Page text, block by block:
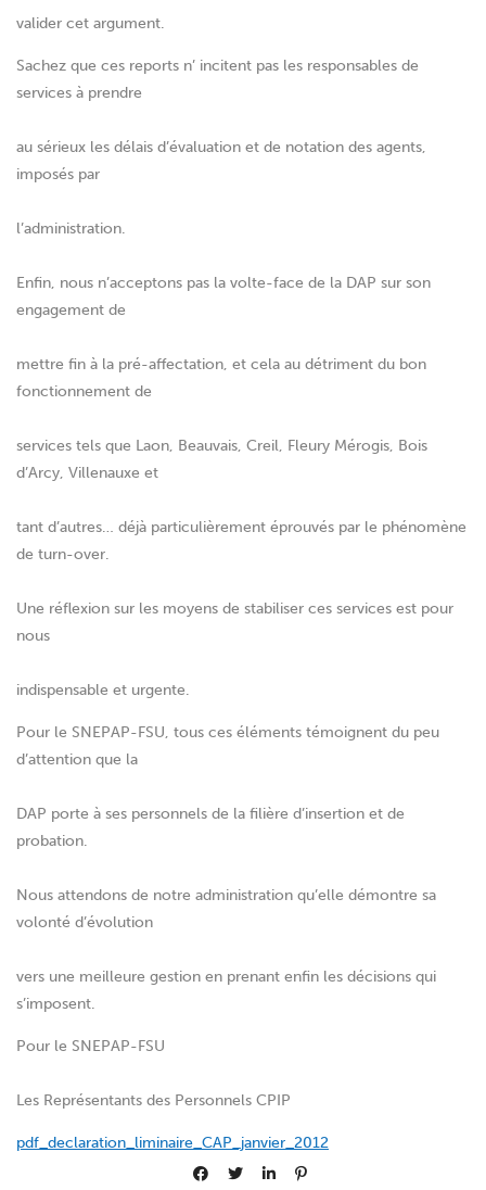
valider cet argument.
Sachez que ces reports n’ incitent pas les responsables de
services à prendre
au sérieux les délais d’évaluation et de notation des agents,
imposés par
l’administration.
Enfin, nous n’acceptons pas la volte-face de la DAP sur son
engagement de
mettre fin à la pré-affectation, et cela au détriment du bon
fonctionnement de
services tels que Laon, Beauvais, Creil, Fleury Mérogis, Bois
d’Arcy, Villenauxe et
tant d’autres… déjà particulièrement éprouvés par le phénomène
de turn-over.
Une réflexion sur les moyens de stabiliser ces services est pour
nous
indispensable et urgente.
Pour le SNEPAP-FSU, tous ces éléments témoignent du peu
d’attention que la
DAP porte à ses personnels de la filière d’insertion et de
probation.
Nous attendons de notre administration qu’elle démontre sa
volonté d’évolution
vers une meilleure gestion en prenant enfin les décisions qui
s’imposent.
Pour le SNEPAP-FSU
Les Représentants des Personnels CPIP
pdf_declaration_liminaire_CAP_janvier_2012